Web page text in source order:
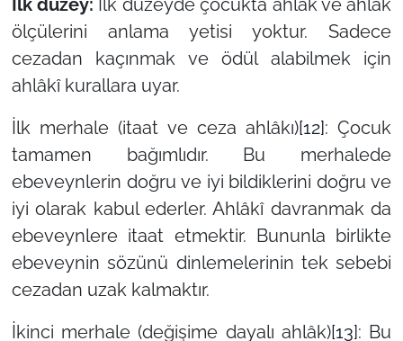
İlk düzey: İlk düzeyde çocukta ahlâk ve ahlâk
ölçülerini anlama yetisi yoktur. Sadece
cezadan kaçınmak ve ödül alabilmek için
ahlâkî kurallara uyar.
İlk merhale (itaat ve ceza ahlâkı)[12]: Çocuk
tamamen bağımlıdır. Bu merhalede
ebeveynlerin doğru ve iyi bildiklerini doğru ve
iyi olarak kabul ederler. Ahlâkî davranmak da
ebeveynlere itaat etmektir. Bununla birlikte
ebeveynin sözünü dinlemelerinin tek sebebi
cezadan uzak kalmaktır.
İkinci merhale (değişime dayalı ahlâk)[13]: Bu